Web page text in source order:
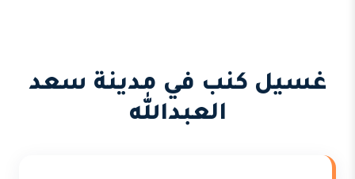
غسيل كنب في مدينة سعد
العبدالله